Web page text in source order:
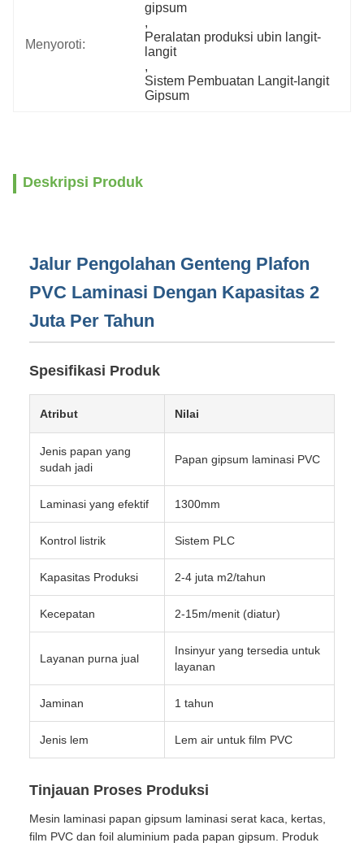
Menyoroti:
gipsum
,
Peralatan produksi ubin langit-
langit
,
Sistem Pembuatan Langit-langit
Gipsum
Deskripsi Produk
Jalur Pengolahan Genteng Plafon
PVC Laminasi Dengan Kapasitas 2
Juta Per Tahun
Spesifikasi Produk
Atribut Nilai
Jenis papan yang
sudah jadi
Papan gipsum laminasi PVC
Laminasi yang efektif 1300mm
Kontrol listrik Sistem PLC
Kapasitas Produksi 2-4 juta m2/tahun
Kecepatan 2-15m/menit (diatur)
Layanan purna jual
Insinyur yang tersedia untuk
layanan
Jaminan 1 tahun
Jenis lem Lem air untuk film PVC
Tinjauan Proses Produksi
Mesin laminasi papan gipsum laminasi serat kaca, kertas,
film PVC dan foil aluminium pada papan gipsum. Produk